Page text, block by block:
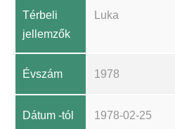
Térbeli
jellemzők
Luka
Évszám 1978
Dátum -tól 1978-02-25